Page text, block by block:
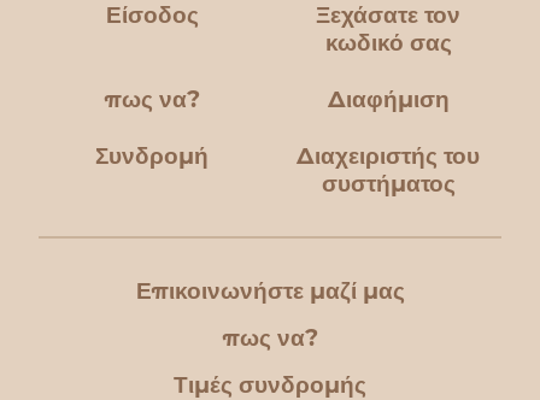
Είσοδος
Ξεχάσατε τον
κωδικό σας
πως να? Διαφήμιση
Συνδρομή
Διαχειριστής του
συστήματος
Επικοινωνήστε μαζί μας
πως να?
Τιμές συνδρομής